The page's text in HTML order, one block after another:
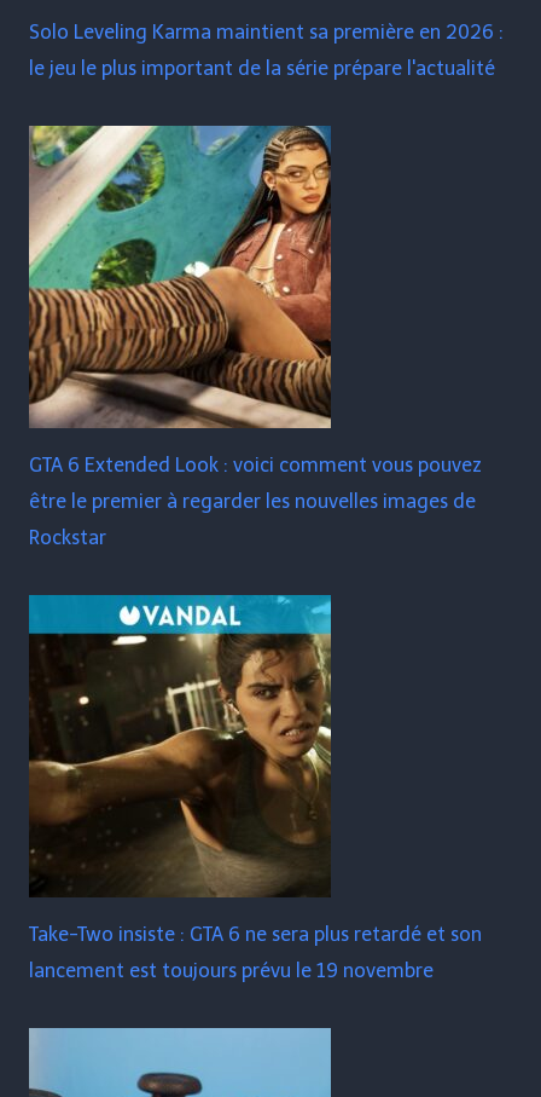
Solo Leveling Karma maintient sa première en 2026 :
le jeu le plus important de la série prépare l'actualité
GTA 6 Extended Look : voici comment vous pouvez
être le premier à regarder les nouvelles images de
Rockstar
Take-Two insiste : GTA 6 ne sera plus retardé et son
lancement est toujours prévu le 19 novembre